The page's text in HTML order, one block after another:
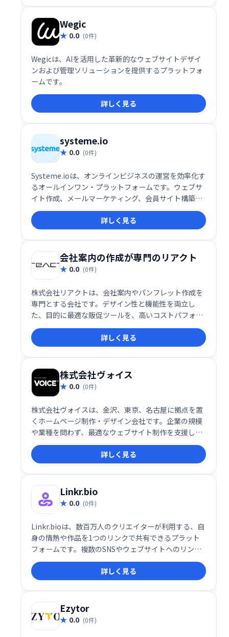
い方に最適なサービスと言えるでしょう。
Wegic
0.0 (0件)
Wegicは、AIを活用した革新的なウェブサイトデザイ
ンおよび管理ソリューションを提供するプラットフォ
ームです。
詳しく見る
systeme.io
0.0 (0件)
Systeme.ioは、オンラインビジネスの運営を効率化す
るオールインワン・プラットフォームです。ウェブサ
イト作成、メールマーケティング、会員サイト構築、
アフィリエイト機能など、ビジネスに必要なツールが
全て揃っています。30万人以上の起業家が利用し、そ
の信頼性を証明しています。規模や目的に関わらず、
オンラインビジネスの成長を強力にサポートします。
無料トライアルもご用意していますので、ぜひお試し
ください。
詳しく見る
会社案内の作成が専門のリアクト
0.0 (0件)
株式会社リアクトは、会社案内やパンフレット作成を
専門とする会社です。デザイン性と機能性を両立し
た、目的に最適な販促ツールを、高いコストパフォー
マンスでご提供いたします。お客様のニーズに合わせ
た最高の会社案内を制作し、事業の成功をサポートし
ます。
詳しく見る
株式会社ヴォイス
0.0 (0件)
株式会社ヴォイスは、金沢、東京、名古屋に拠点を置
くホームページ制作・デザイン会社です。企業の規模
や業種を問わず、最適なウェブサイト制作を支援しま
す。デザイン性と機能性を両立させ、集客力向上に繋
がるホームページを提供いたします。お気軽にご相談
ください。
詳しく見る
Linkr.bio
0.0 (0件)
Linkr.bioは、数百万人のクリエイターが利用する、自
身の情熱や作品を1つのリンクで共有できるプラット
フォームです。複数のSNSやウェブサイトへのリンク
をまとめて管理し、魅力的なプロフィールを作成でき
ます。簡単にアクセス可能なプロフィールで、ファン
とのエンゲージメントを向上させましょう。
詳しく見る
Ezytor
0.0 (0件)